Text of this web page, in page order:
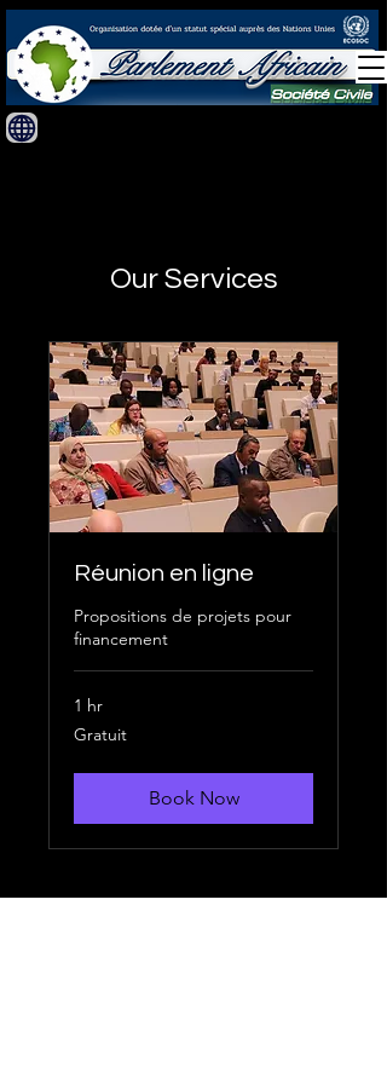
Our Services
Réunion en ligne
Propositions de projets pour
financement
1 hr
Gratuit
Gratuit
Book Now